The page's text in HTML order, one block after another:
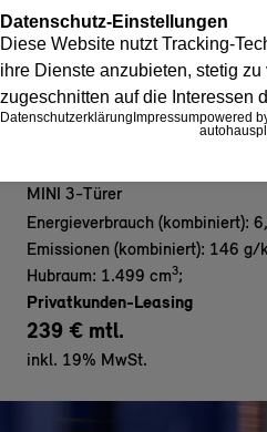
MINI 3-Türer
Energieverbrauch (kombiniert):
Emissionen (kombiniert): 146 g/
Hubraum: 1.499 cm3;
Privatkunden-Leasing
239 € mtl.
inkl. 19% MwSt.